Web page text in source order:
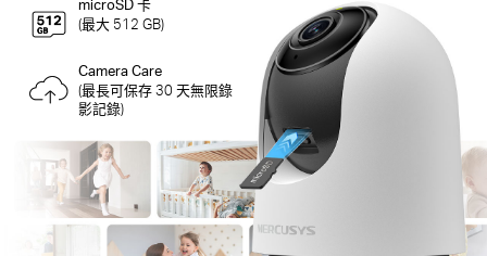
microSD 卡
(最大 512 GB)
Camera Care
(最長可保存 30 天無限錄
影記錄)